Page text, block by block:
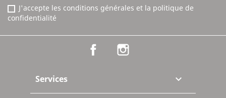
J'accepte les conditions générales et la politique de
confidentialité
Facebook
Services 